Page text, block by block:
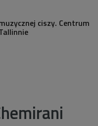
ciszy. Centrum